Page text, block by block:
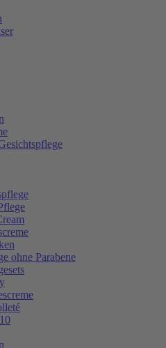
ohne Parabene